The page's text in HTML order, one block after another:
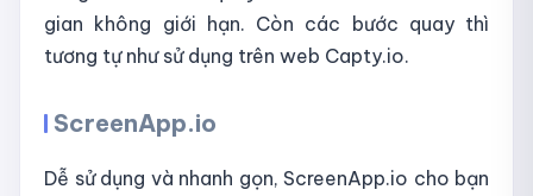
gian không giới hạn. Còn các bước quay thì
tương tự như sử dụng trên web Capty.io.
ScreenApp.io
Dễ sử dụng và nhanh gọn, ScreenApp.io cho bạn